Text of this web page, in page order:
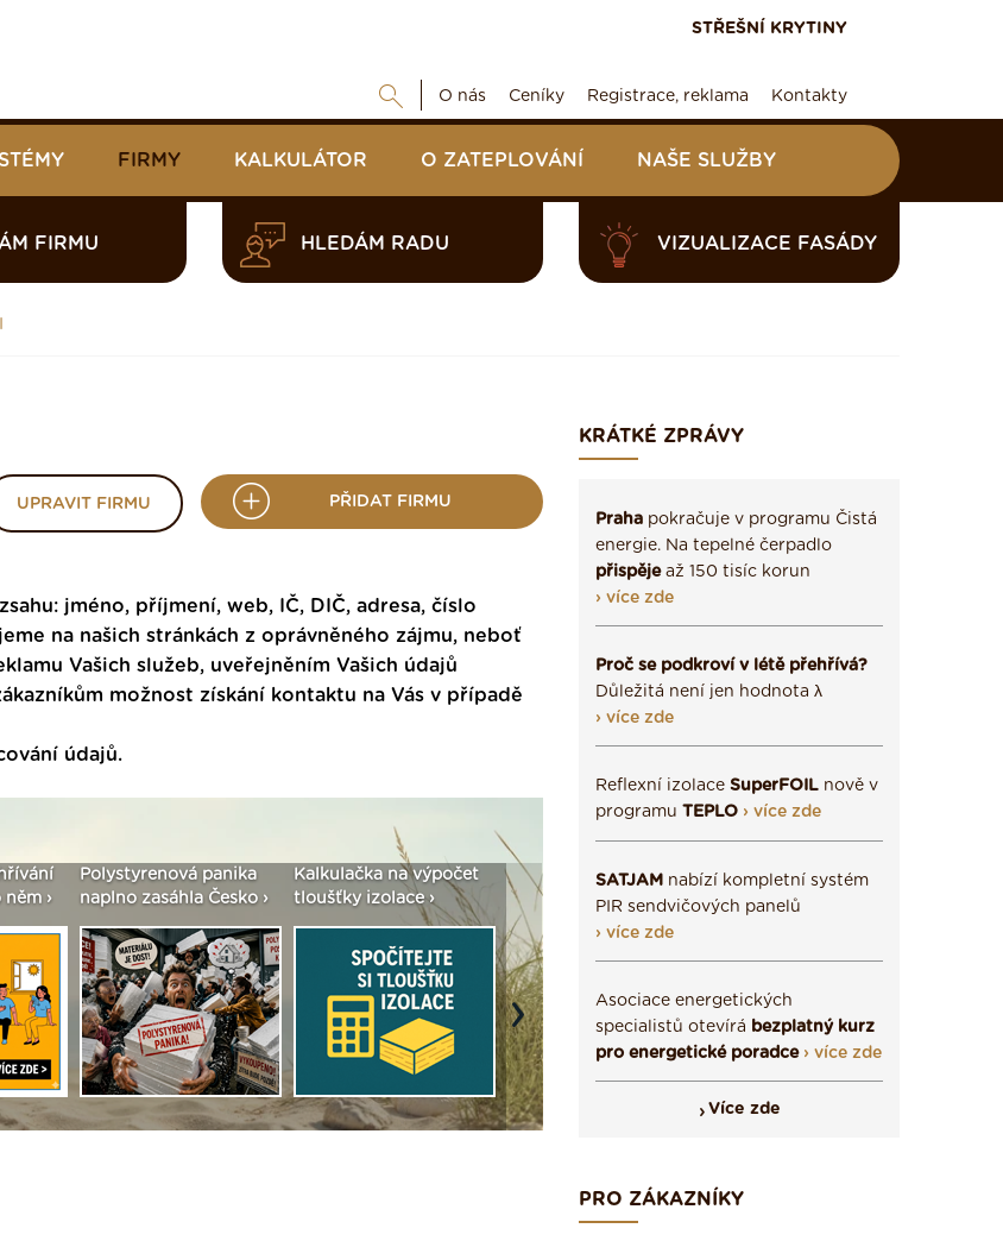
STŘEŠNÍ KRYTINY
O nás Ceníky Registrace, reklama Kontakty
FIRMY KALKULÁTOR O ZATEPLOVÁNÍ NAŠE SLUŽBY
FIRMU HLEDÁM RADU VIZUALIZACE FASÁDY
UPRAVIT FIRMU PŘIDAT FIRMU
jméno, příjmení, web, IČ, DIČ, adresa, číslo
na našich stránkách z oprávněného zájmu, neboť
Vašich služeb, uveřejněním Vašich údajů
možnost získání kontaktu na Vás v případě
údajů.
›
Polystyrenová panika
naplno zasáhla Česko ›
Kalkulačka na výpočet
tloušťky izolace ›
Seriál: Fasády ETICS a
vše podstatné v kostce ›
Vyberte si izolaci a pak
ji tady klidně poptejte ›
Next
KRÁTKÉ ZPRÁVY
Praha pokračuje v programu Čistá
energie. Na tepelné čerpadlo
přispějeaž 150 tisíc korun
› více zde
Proč se podkroví v létě přehřívá?
Důležitá není jen hodnota λ
› více zde
Reflexní izolace SuperFOIL nově v
programu TEPLO › více zde
SATJAM nabízí kompletní systém
PIR sendvičových panelů
› více zde
Asociace energetických
specialistů otevírá bezplatný kurz
pro energetické poradce › více zde
Více zde
PRO ZÁKAZNÍKY